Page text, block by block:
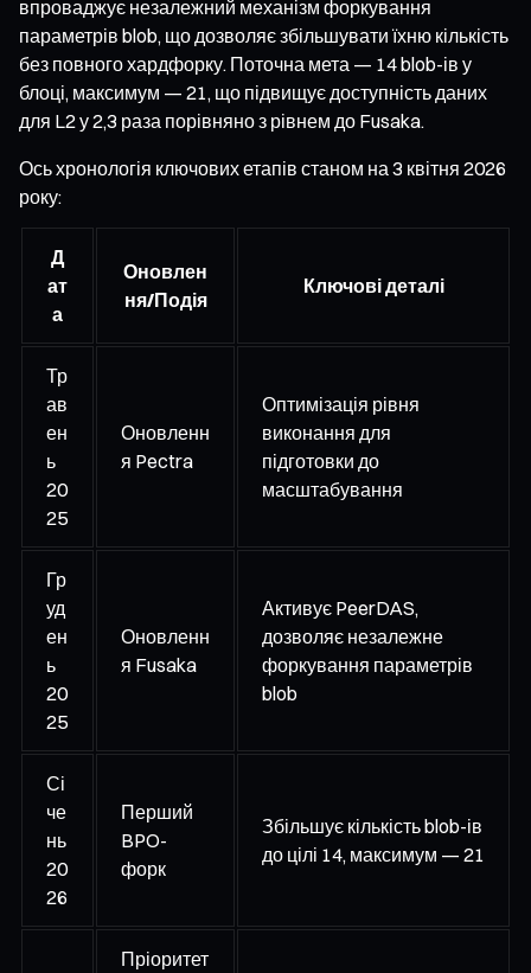
впроваджує незалежний механізм форкування
параметрів blob, що дозволяє збільшувати їхню кількість
без повного хардфорку. Поточна мета — 14 blob-ів у
блоці, максимум — 21, що підвищує доступність даних
для L2 у 2,3 раза порівняно з рівнем до Fusaka.
Ось хронологія ключових етапів станом на 3 квітня 2026
року:
Д
ат
а
Оновлен
ня/Подія
Ключові деталі
Тр
ав
ен
ь
20
25
Оновленн
я Pectra
Оптимізація рівня
виконання для
підготовки до
масштабування
Гр
уд
ен
ь
20
25
Оновленн
я Fusaka
Активує PeerDAS,
дозволяє незалежне
форкування параметрів
blob
Сі
че
нь
20
26
Перший
BPO-
форк
Збільшує кількість blob-ів
до цілі 14, максимум — 21
Пріоритет